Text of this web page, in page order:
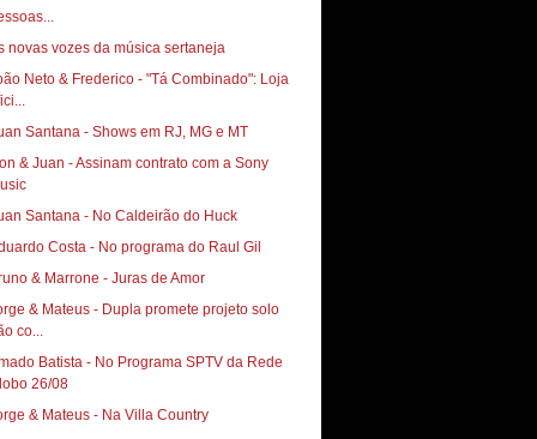
novas vozes da música sertaneja
Neto & Frederico - "Tá Combinado": Loja
Santana - Shows em RJ, MG e MT
& Juan - Assinam contrato com a Sony
Santana - No Caldeirão do Huck
Costa - No programa do Raul Gil
& Marrone - Juras de Amor
& Mateus - Dupla promete projeto solo
co...
Batista - No Programa SPTV da Rede
26/08
& Mateus - Na Villa Country